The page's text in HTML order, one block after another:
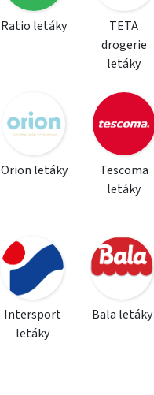
Ratio letáky
TETA
drogerie
letáky
Orion letáky
Tescoma
letáky
Intersport
letáky
Bala letáky